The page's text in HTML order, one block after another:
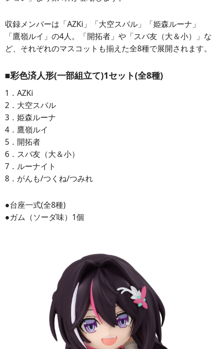
収録メンバーは「AZKi」「大空スバル」「姫森ルーナ」
「鷹嶺ルイ」の4人。「開拓者」や「スバ友（大＆小）」な
ど、それぞれのマスコットも揃えた全8種で展開されます。
■彩色済人形(一部組立て)1セット(全8種)
1．AZKi
2．大空スバル
3．姫森ルーナ
4．鷹嶺ルイ
5．開拓者
6．スバ友（大＆小）
7．ルーナイト
8．がんも/つくね/つみれ
●台座一式(全8種)
●ガム（ソーダ味）1個